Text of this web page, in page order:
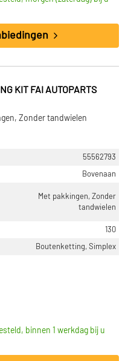
KIT FAI AUTOPARTS
Zonder tandwielen
55562793
Bovenaan
Met pakkingen, Zonder
tandwielen
130
Boutenketting, Simplex
binnen 1 werkdag bij u